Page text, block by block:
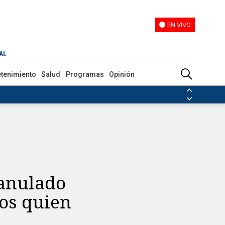
EN VIVO
Salud Programas Opinión
quien vio dos toques, nadie"
quien